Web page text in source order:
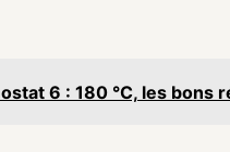
6 : 180 °C, les bons